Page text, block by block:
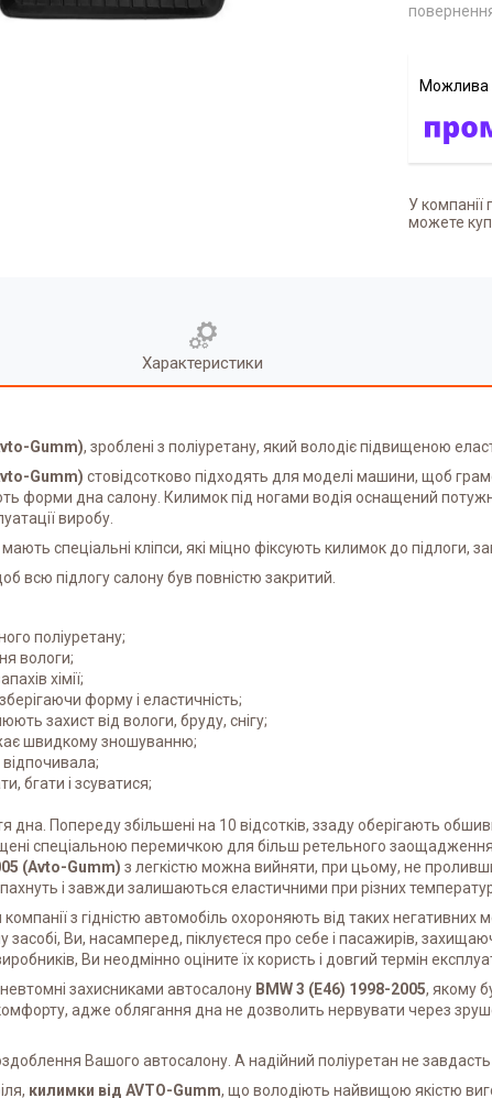
У компанії
можете
Характеристики
Gumm), зроблені з поліуретану, який володіє підвищеною
Gumm) стовідсотково підходять для моделі машини, щоб
форми дна салону. Килимок під ногами водія оснащений
виробу.
спеціальні кліпси, які міцно фіксують килимок до підлоги,
всю підлогу салону був повністю закритий.
поліуретану;
вологи;
хімії;
форму і еластичність;
захист від вологи, бруду, снігу;
швидкому зношуванню;
бгати і зсуватися;
Попереду збільшені на 10 відсотків, ззаду оберігають
спеціальною перемичкою для більш ретельного заощадження
(Avto-Gumm) з легкістю можна вийняти, при цьому, не
і завжди залишаються еластичними при різних
з гідністю автомобіль охороняють від таких негативних
Ви, насамперед, піклуєтеся про себе і пасажирів,
Ви неодмінно оціните їх користь і довгий термін
захисниками автосалону BMW 3 (E46) 1998-2005, якому
адже облягання дна не дозволить нервувати через
Вашого автосалону. А надійний поліуретан не
килимки від AVTO-Gumm, що володіють найвищою якістю